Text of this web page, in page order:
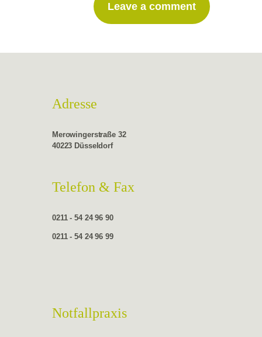
Adresse
Merowingerstraße 32
40223 Düsseldorf
Telefon & Fax
0211 - 54 24 96 90
0211 - 54 24 96 99
Notfallpraxis